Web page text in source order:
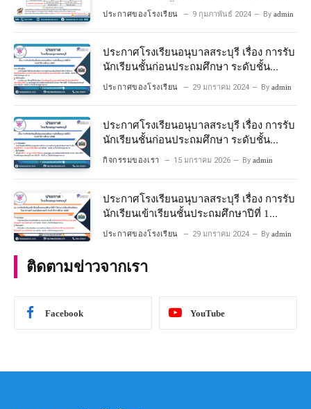
พร้อมเข้าเรียนชั้นประถมศึกษาปีที่ 1
ประกาศของโรงเรียน 9 กุมภาพันธ์ 2024 By admin
ประกาศโรงเรียนอนุบาลสระบุรี เรื่อง การรับ
นักเรียนชั้นก่อนประถมศึกษา ระดับชั้น
ประกาศของโรงเรียน 29 มกราคม 2024 By admin
ประกาศโรงเรียนอนุบาลสระบุรี เรื่อง การรับ
นักเรียนชั้นก่อนประถมศึกษา ระดับชั้น
อนุบาลปีที่ ๒ ประจำปีการศึกษา ๒๕๖๙
กิจกรรมของเรา 15 มกราคม 2026 By admin
ประกาศโรงเรียนอนุบาลสระบุรี เรื่อง การรับ
นักเรียนเข้าเรียนชั้นประถมศึกษาปีที่ 1
โครงการห้องเรียนพิเศษ วิทยาศาสตร์ และ
ประกาศของโรงเรียน 29 มกราคม 2024 By admin
ติดตามข่าวจากเรา
Facebook YouTube